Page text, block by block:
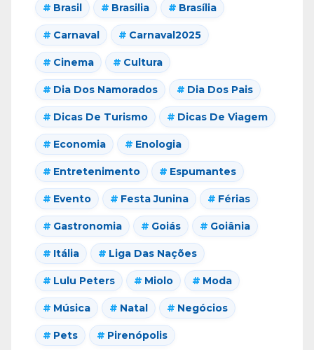
Brasil Brasilia Brasília
Carnaval Carnaval2025
Cinema Cultura
Dia Dos Namorados Dia Dos Pais
Dicas De Turismo Dicas De Viagem
Economia Enologia
Entretenimento Espumantes
Evento Festa Junina Férias
Gastronomia Goiás Goiânia
Itália Liga Das Nações
Lulu Peters Miolo Moda
Música Natal Negócios
Pets Pirenópolis